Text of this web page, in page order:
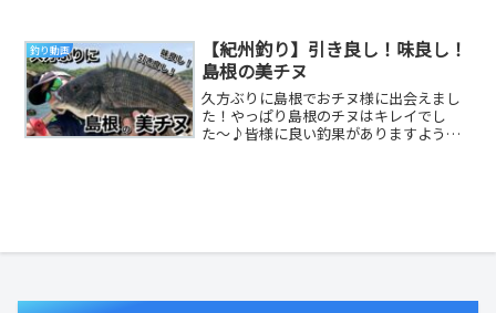
釣り動画
【紀州釣り】引き良し！味良し！
島根の美チヌ
久方ぶりに島根でおチヌ様に出会えまし
た！やっぱり島根のチヌはキレイでし
た〜♪皆様に良い釣果がありますように